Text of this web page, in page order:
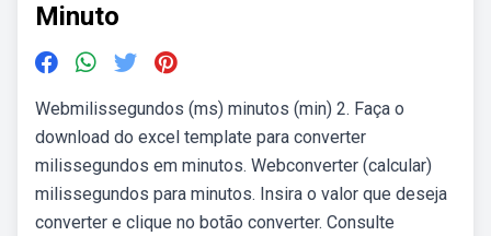
Minuto
Webmilissegundos (ms) minutos (min) 2. Faça o
download do excel template para converter
milissegundos em minutos. Webconverter (calcular)
milissegundos para minutos. Insira o valor que deseja
converter e clique no botão converter. Consulte